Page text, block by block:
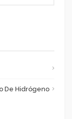
De Hidrógeno